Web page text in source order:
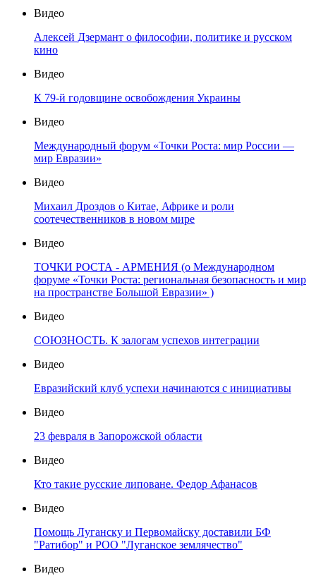
Видео
Алексей Дзермант о философии, политике и русском
кино
Видео
К 79-й годовщине освобождения Украины
Видео
Международный форум «Точки Роста: мир России —
мир Евразии»
Видео
Михаил Дроздов о Китае, Африке и роли
соотечественников в новом мире
Видео
ТОЧКИ РОСТА - АРМЕНИЯ (о Международном
форуме «Точки Роста: региональная безопасность и мир
на пространстве Большой Евразии» )
Видео
СОЮЗНОСТЬ. К залогам успехов интеграции
Видео
Евразийский клуб успехи начинаются с инициативы
Видео
23 февраля в Запорожской области
Видео
Кто такие русские липоване. Федор Афанасов
Видео
Помощь Луганску и Первомайску доставили БФ
"Ратибор" и РОО "Луганское землячество"
Видео